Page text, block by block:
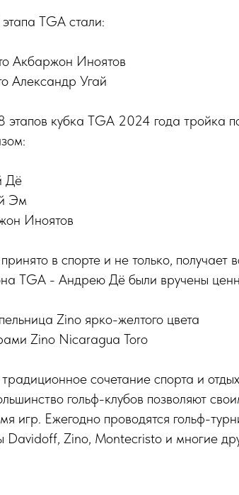
TGA стали:
Акбаржон Иноятов
Александр Угай
этапов кубка TGA 2024 года тройка
Дё
Эм
Иноятов
в спорте и не только,
TGA - Андрею Дё были вручены
Zino ярко-желтого цвета
Zino Nicaragua Toro
сочетание спорта и
гольф-клубов позволяют
игр. Ежегодно проводятся гольф-
Davidoff, Zino, Montecristo и многие